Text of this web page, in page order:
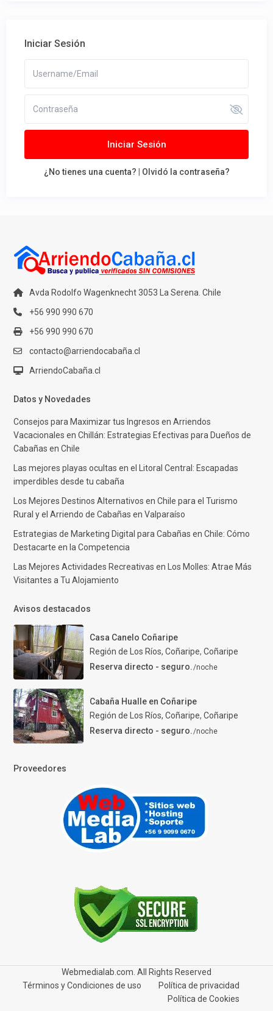
Iniciar Sesión
Iniciar Sesión
¿No tienes una cuenta? Olvidó la contraseña?
Avda Rodolfo Wagenknecht 3053 La Serena. Chile
+56 990 990 670
+56 990 990 670
contacto@arriendocabaña.cl
ArriendoCabaña.cl
Datos y Novedades
Consejos para Maximizar tus Ingresos en Arriendos
Vacacionales en Chillán: Estrategias Efectivas para Dueños de
Cabañas en Chile
Las mejores playas ocultas en el Litoral Central: Escapadas
imperdibles desde tu cabaña
Los Mejores Destinos Alternativos en Chile para el Turismo
Rural y el Arriendo de Cabañas en Valparaíso
Estrategias de Marketing Digital para Cabañas en Chile: Cómo
Destacarte en la Competencia
Las Mejores Actividades Recreativas en Los Molles: Atrae Más
Visitantes a Tu Alojamiento
Avisos destacados
Casa Canelo Coñaripe
Región de Los Ríos, Coñaripe, Coñaripe
Reserva directo - seguro./noche
Cabaña Hualle en Coñaripe
Región de Los Ríos, Coñaripe, Coñaripe
Reserva directo - seguro./noche
Proveedores
Webmedialab.com. All Rights Reserved
Términos y Condiciones de uso
Política de privacidad
Política de Cookies